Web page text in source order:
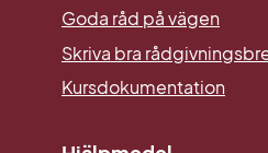
Goda råd på vägen
Skriva bra
Kursdokumentation